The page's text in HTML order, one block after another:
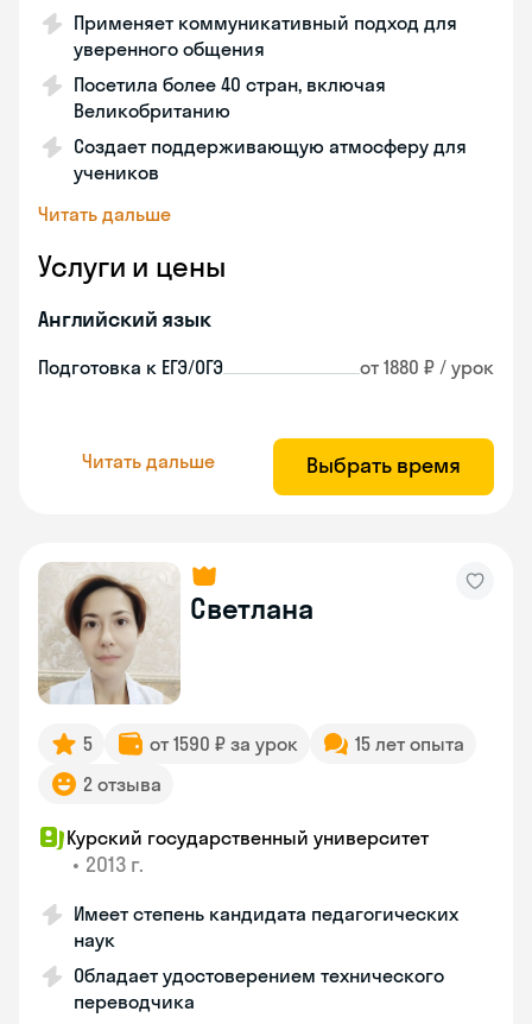
Применяет коммуникативный подход для
уверенного общения
Посетила более 40 стран, включая
Великобританию
Создает поддерживающую атмосферу для
учеников
Читать дальше
Услуги и цены
Английский язык
Подготовка к ЕГЭ/ОГЭ от 1880 ₽ / урок
Читать дальше Выбрать время
Светлана
5 от 1590 ₽ за урок
15 лет опыта
2 отзыва
Курский государственный университет
• 2013 г.
Имеет степень кандидата педагогических
наук
Обладает удостоверением технического
переводчика